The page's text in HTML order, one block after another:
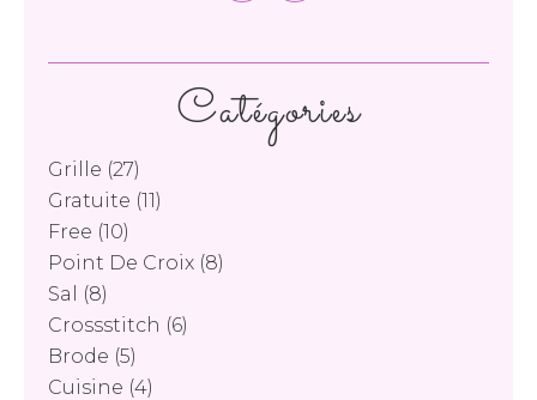
Catégories
Grille (27)
Gratuite (11)
Free (10)
Point De Croix (8)
Sal
(8)
Crossstitch (6)
Brode (5)
Cuisine (4)